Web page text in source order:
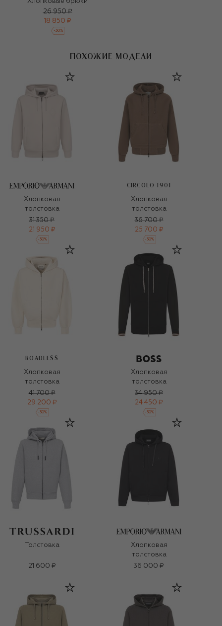
26 950 ₽
18 850 ₽
-30%
ПОХОЖИЕ МОДЕЛИ
Хлопковая
толстовка
31 350 ₽
21 950 ₽
-30%
CIRCOLO 1901
Хлопковая
толстовка
36 700 ₽
25 700 ₽
-30%
ROADLESS
Хлопковая
толстовка
41 700 ₽
29 200 ₽
-30%
Хлопковая
толстовка
34 950 ₽
24 450 ₽
-30%
Толстовка
21 600 ₽
Хлопковая
толстовка
36 000 ₽